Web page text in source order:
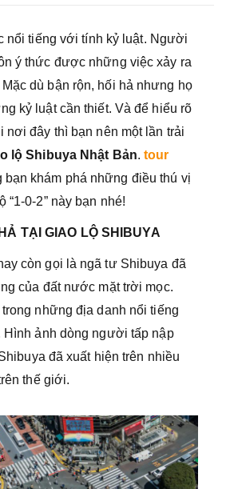
nổi tiếng với tính kỷ luật. Người
ý thức được những việc xảy ra
dù bận rộn, hối hả nhưng họ
kỷ luật cần thiết. Và để hiểu rõ
nơi đây thì bạn nên một lần trải
lộ Shibuya Nhật Bản.tour
bạn khám phá những điều thú vị
“1-0-2” này bạn nhé!
TẠI GIAO LỘ SHIBUYA
còn gọi là ngã tư Shibuya đã
của đất nước mặt trời mọc.
những địa danh nổi tiếng
Hình ảnh dòng người tấp nập
đã xuất hiện trên nhiều
thế giới.